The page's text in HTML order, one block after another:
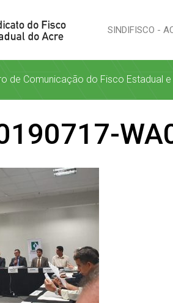
SINDIFISCO -
de Comunicação do Fisco Estadual e